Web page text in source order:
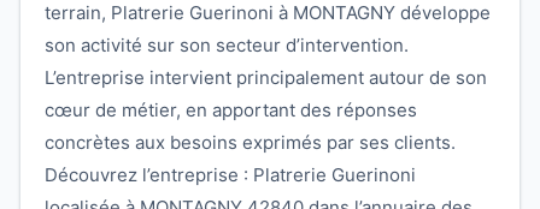
terrain, Platrerie Guerinoni à MONTAGNY développe
son activité sur son secteur d’intervention.
L’entreprise intervient principalement autour de son
cœur de métier, en apportant des réponses
concrètes aux besoins exprimés par ses clients.
Découvrez l’entreprise : Platrerie Guerinoni